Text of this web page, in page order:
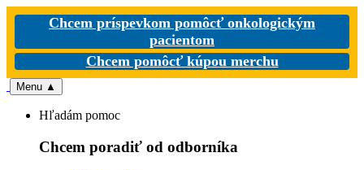
Chcem príspevkom pomôcť onkologickým
pacientom
Chcem pomôcť kúpou merchu
Menu ▲
Hľadám pomoc
Chcem poradiť od odborníka